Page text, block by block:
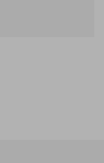
Top